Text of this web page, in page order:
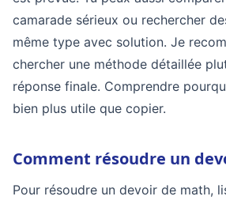
camarade sérieux ou rechercher
même type avec solution. Je
chercher une méthode détaillée
réponse finale. Comprendre
bien plus utile que copier.
Comment résoudre un
Pour résoudre un devoir de math,